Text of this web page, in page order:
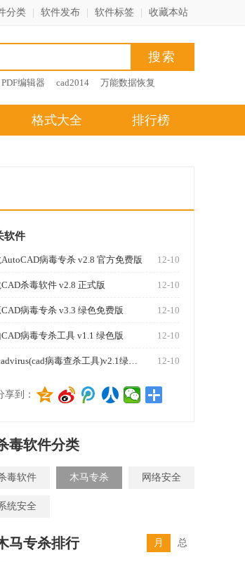
分类 软件发布 软件标签 收藏本站
PDF编辑器 cad2014 万能数据恢复
格式大全 排行榜
软件
12-10
病毒专杀 v2.8 官方免费版
12-10
杀毒软件 v2.8 正式版
12-10
病毒专杀 v3.3 绿色免费版
12-10
病毒专杀工具 v1.1 绿色版
12-10
killcadvirus(cad病毒查杀工具)v2.1绿色免费版
享到：
毒软件分类
毒软件 木马专杀 网络安全
统安全
马专杀排行 月 总